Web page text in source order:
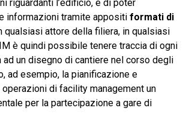
riguardanti l’edificio, e di poter
informazioni tramite appositi formati di
qualsiasi attore della filiera, in qualsiasi
è quindi possibile tenere traccia di ogni
ad un disegno di cantiere nel corso degli
ad esempio, la pianificazione e
di facility management un
per la partecipazione a gare di